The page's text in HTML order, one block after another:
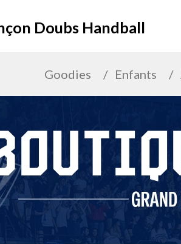
Doubs Handball
Goodies Enfants